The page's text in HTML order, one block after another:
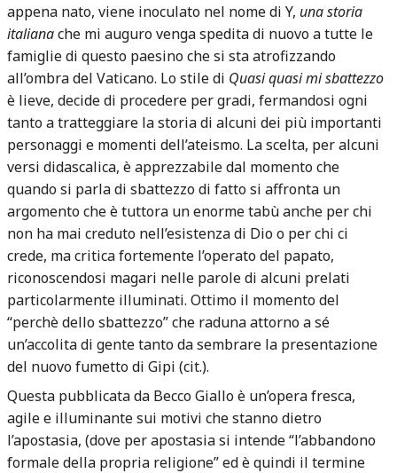
appena nato, viene inoculato nel nome di Y, una storia
italianache mi auguro venga spedita di nuovo a tutte le
famiglie di questo paesino che si sta atrofizzando
all’ombra del Vaticano. Lo stile di Quasi quasi mi sbattezzo
è lieve, decide di procedere per gradi, fermandosi ogni
tanto a tratteggiare la storia di alcuni dei più importanti
personaggi e momenti dell’ateismo. La scelta, per alcuni
versi didascalica, è apprezzabile dal momento che
quando si parla di sbattezzo di fatto si affronta un
argomento che è tuttora un enorme tabù anche per chi
non ha mai creduto nell’esistenza di Dio o per chi ci
crede, ma critica fortemente l’operato del papato,
riconoscendosi magari nelle parole di alcuni prelati
particolarmente illuminati. Ottimo il momento del
“perchè dello sbattezzo” che raduna attorno a sé
un’accolita di gente tanto da sembrare la presentazione
del nuovo fumetto di Gipi (cit.).
Questa pubblicata da Becco Giallo è un’opera fresca,
agile e illuminante sui motivi che stanno dietro
l’apostasia, (dove per apostasia si intende “l’abbandono
formale della propria religione” ed è quindi il termine